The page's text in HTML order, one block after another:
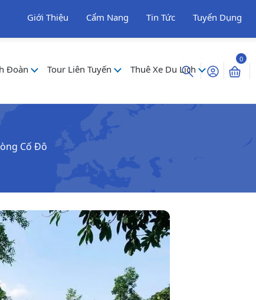
Giới Thiệu Cẩm Nang Tin Tức Tuyển Dụng
Đoàn Tour Liên Tuyến Thuê Xe Du Lịch
0
Cố Đô